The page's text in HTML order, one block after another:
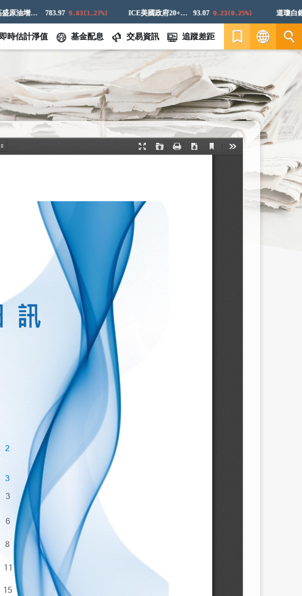
標普高盛原油增強超額回報指數 783.97 9.83(1.27%) ICE美國政府20+年期債券指數 93.07 0.23(0.25%) 道瓊白銀
即時估計淨值 基金配息 交易資訊 追蹤差距
EN